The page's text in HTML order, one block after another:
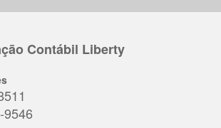
Contábil Liberty
9546